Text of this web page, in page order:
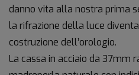
danno vita alla nostra prima
la rifrazione della luce
costruzione dell’orologio.
La cassa in acciaio da 37mm